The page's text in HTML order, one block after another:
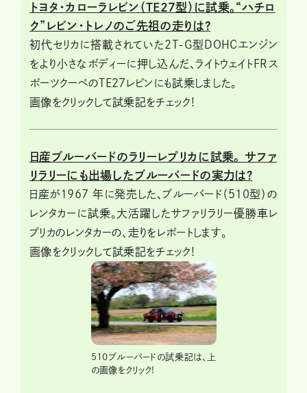
トヨタ・カローラレビン（TE27型）に試乗。“ハチロ
ク”レビン・トレノのご先祖の走りは?
初代セリカに搭載されていた２T-G型DOHCエンジン
をより小さなボディーに押し込んだ、ライトウェイトFRス
ポーツクーペのTE27レビンにも試乗しました。
画像をクリックして試乗記をチェック!
日産ブルーバードのラリーレプリカに試乗。 サファ
リラリーにも出場したブルーバードの実力は?
日産が1967 年に発売した、ブルーバード（510型）の
レンタカーに試乗。大活躍したサファリラリー優勝車レ
プリカのレンタカーの、走りをレポートします。
画像をクリックして試乗記をチェック!
510ブルーバードの試乗記は、上
の画像をクリック!